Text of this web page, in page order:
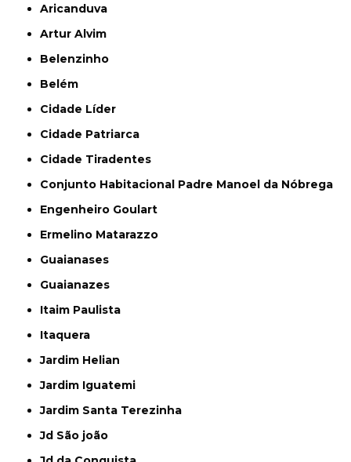
Aricanduva
Artur Alvim
Belenzinho
Belém
Cidade Líder
Cidade Patriarca
Cidade Tiradentes
Conjunto Habitacional Padre Manoel da Nóbrega
Engenheiro Goulart
Ermelino Matarazzo
Guaianases
Guaianazes
Itaim Paulista
Itaquera
Jardim Helian
Jardim Iguatemi
Jardim Santa Terezinha
Jd São joão